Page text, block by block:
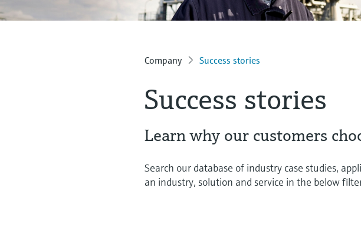
Company Success stories
Success stories
Learn why our customers
Search our database of industry case studies,
an industry, solution and service in the below